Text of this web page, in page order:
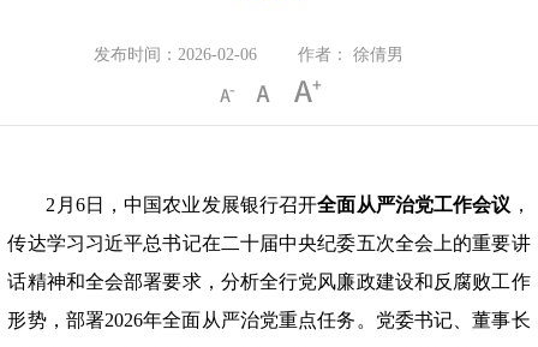
发布时间：2026-02-06 作者： 徐倩男
2月6日，中国农业发展银行召开全面从严治党工作会议 ，
传达学习习近平总书记在二十届中央纪委五次全会上的重要讲
话精神和全会部署要求，分析全行党风廉政建设和反腐败工作
形势，部署2026年全面从严治党重点任务。党委书记、董事长